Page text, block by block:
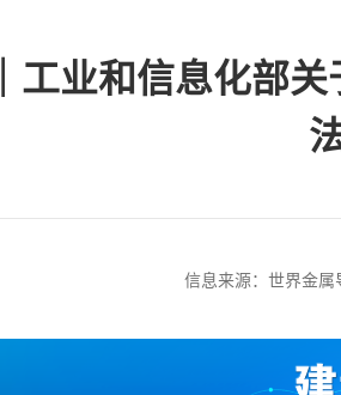
工业和信息化部
信息来源：世界金